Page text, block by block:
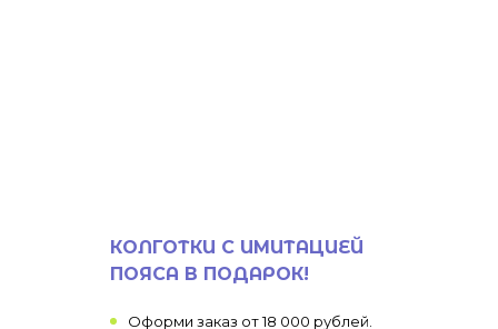
Оформи заказ от 18 000 рублей.
КОЛГОТКИ С ИМИТАЦИЕЙ
ПОЯСА В ПОДАРОК!